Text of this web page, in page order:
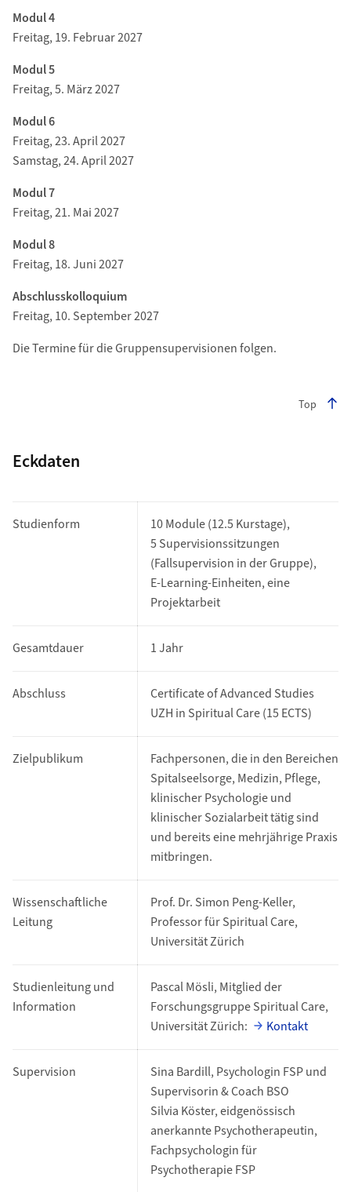
Modul 4
Freitag, 19. Februar 2027
Modul 5
Freitag, 5. März 2027
Modul 6
Freitag, 23. April 2027
Samstag, 24. April 2027
Modul 7
Freitag, 21. Mai 2027
Modul 8
Freitag, 18. Juni 2027
Abschlusskolloquium
Freitag, 10. September 2027
Die Termine für die Gruppensupervisionen folgen.
Top
Eckdaten
Studienform
10 Module (12.5 Kurstage),
5 Supervisionssitzungen
(Fallsupervision in der Gruppe),
E-Learning-Einheiten, eine
Projektarbeit
Gesamtdauer 1 Jahr
Abschluss
Certificate of Advanced Studies
UZH in Spiritual Care (15 ECTS)
Zielpublikum
Fachpersonen, die in den Bereichen
Spitalseelsorge, Medizin, Pflege,
klinischer Psychologie und
klinischer Sozialarbeit tätig sind
und bereits eine mehrjährige Praxis
mitbringen.
Wissenschaftliche
Leitung
Prof. Dr. Simon Peng-Keller,
Professor für Spiritual Care,
Universität Zürich
Studienleitung und
Information
Pascal Mösli, Mitglied der
Forschungsgruppe Spiritual Care,
Universität Zürich:
Kontakt
Supervision
Sina Bardill, Psychologin FSP und
Supervisorin & Coach BSO
Silvia Köster, eidgenössisch
anerkannte Psychotherapeutin,
Fachpsychologin für
Psychotherapie FSP